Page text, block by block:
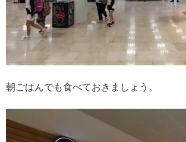
朝ごはんでも食べておきましょう。